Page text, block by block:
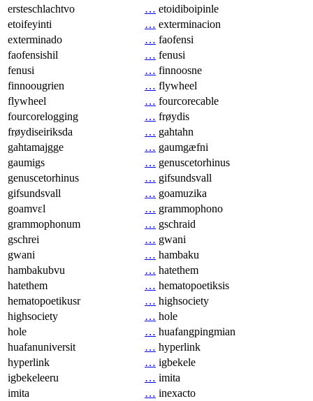
ersteschlachtvo
… etoidiboipinle
etoifeyinti
… exterminacion
exterminado
… faofensi
faofensishil
… fenusi
fenusi
… finnoosne
finnoougrien
… flywheel
flywheel
… fourcorecable
fourcorelogging
… frøydis
frøydiseiriksda
… gahtahn
gahtamajgge
… gaumgæfni
gaumigs
… genuscetorhinus
genuscetorhinus
… gifsundsvall
gifsundsvall
… goamuzika
goamvɛl
… grammophono
grammophonum
… gschraid
gschrei
… gwani
gwani
… hambaku
hambakubvu
… hatethem
hatethem
… hematopoetiksis
hematopoetikusr
… highsociety
highsociety
… hole
hole
… huafangpingmian
huafanuniversit
… hyperlink
hyperlink
… igbekele
igbekeleeru
… imita
imita
… inexacto